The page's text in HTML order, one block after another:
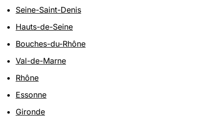
Seine-Saint-Denis
Hauts-de-Seine
Bouches-du-Rhône
Val-de-Marne
Rhône
Essonne
Gironde